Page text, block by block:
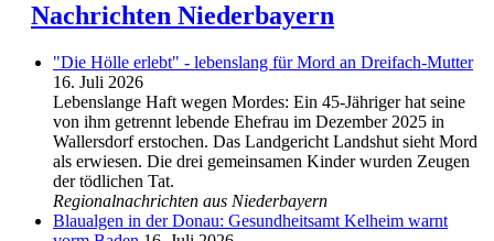
Nachrichten Niederbayern
"Die Hölle erlebt" - lebenslang für Mord an Dreifach-Mutter
16. Juli 2026
Lebenslange Haft wegen Mordes: Ein 45-Jähriger hat seine
von ihm getrennt lebende Ehefrau im Dezember 2025 in
Wallersdorf erstochen. Das Landgericht Landshut sieht Mord
als erwiesen. Die drei gemeinsamen Kinder wurden Zeugen
der tödlichen Tat.
Regionalnachrichten aus Niederbayern
Blaualgen in der Donau: Gesundheitsamt Kelheim warnt